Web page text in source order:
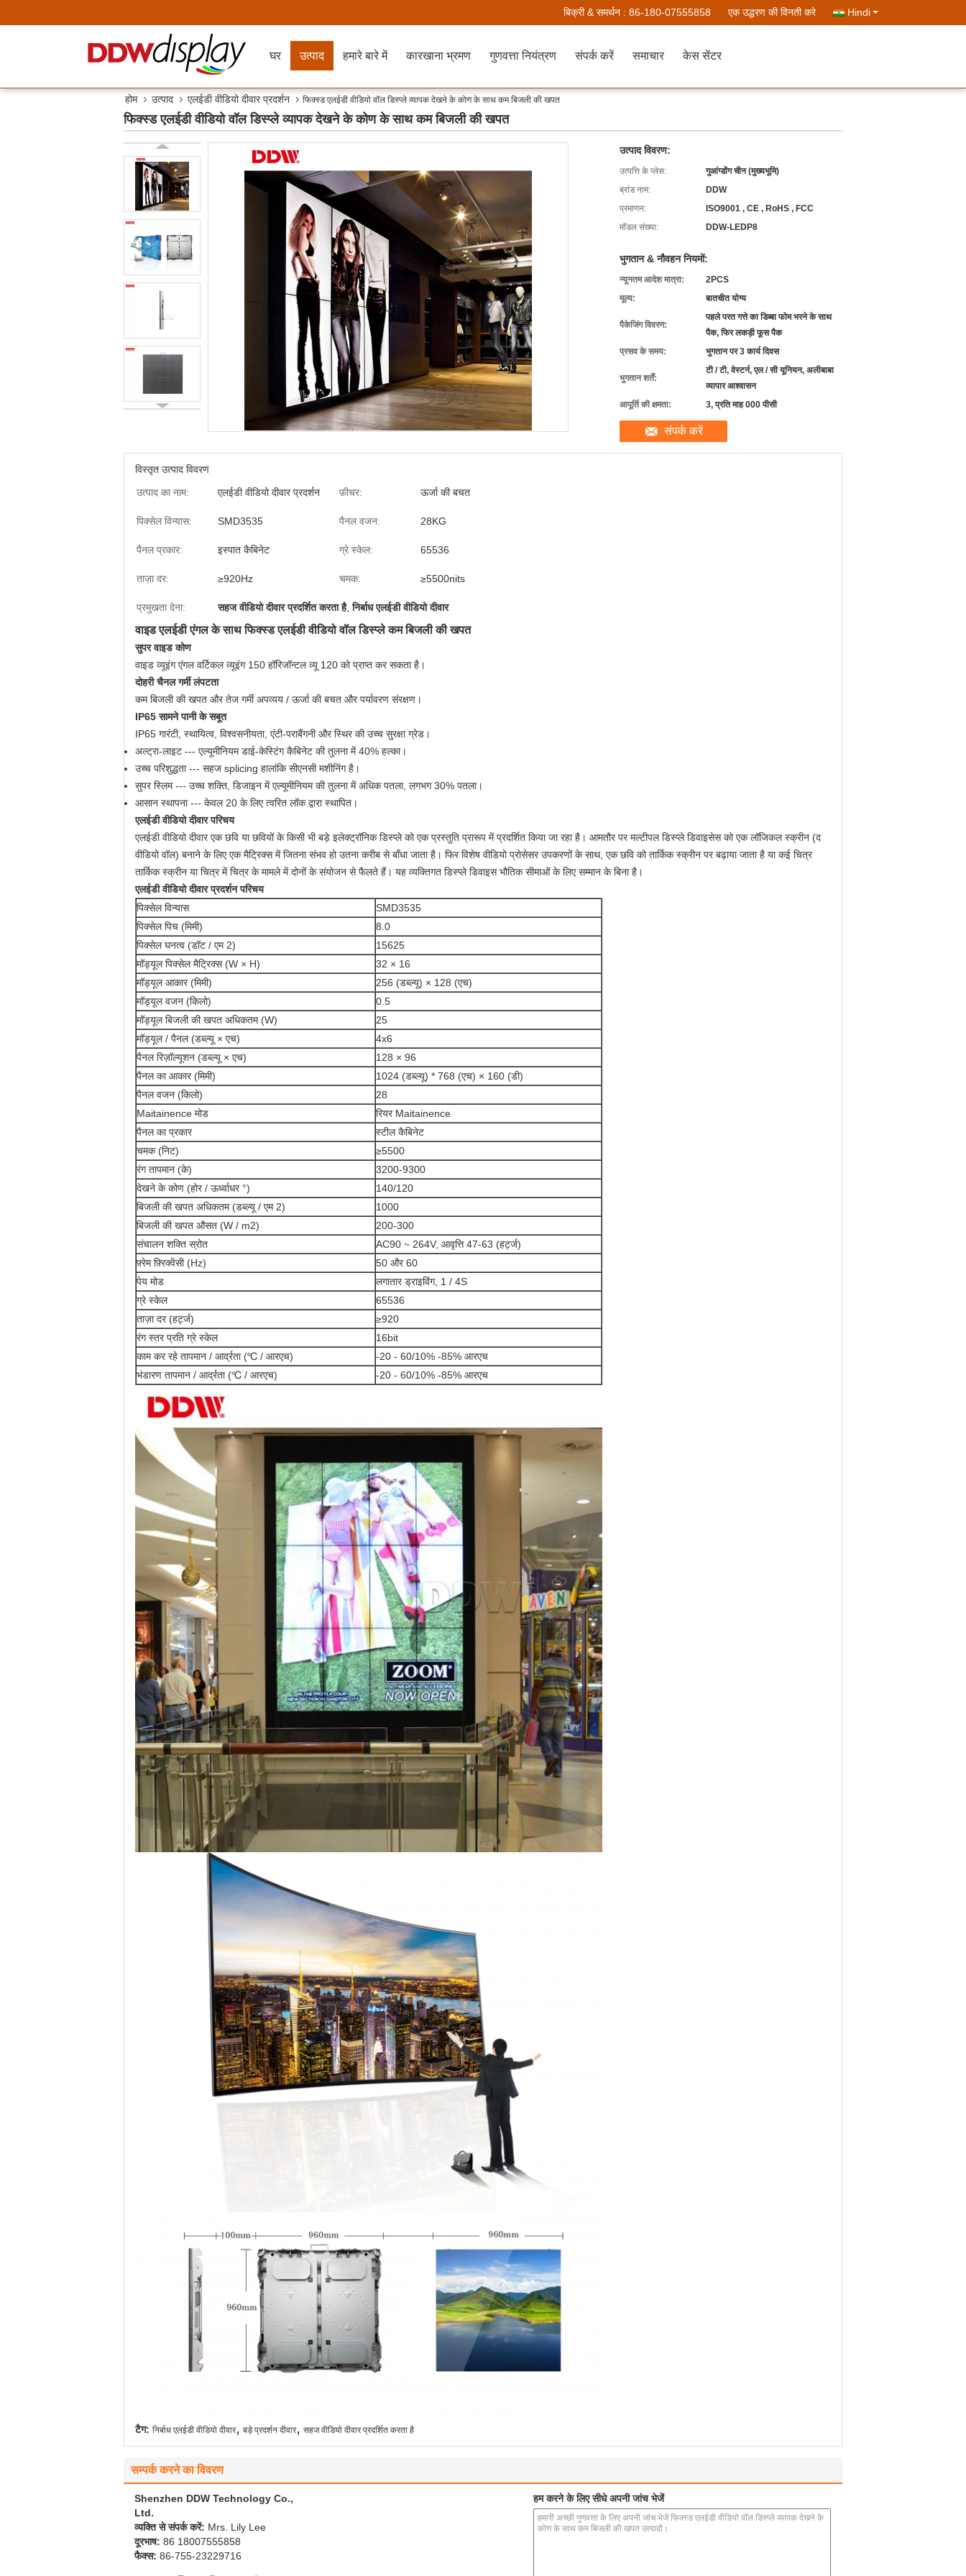
बिक्री & समर्थन : 86-180-07555858 एक उद्धरण की विनती करे Hindi
घर उत्पाद हमारे बारे में कारखाना भ्रमण गुणवत्ता नियंत्रण संपर्क करें समाचार केस सेंटर
होम उत्पाद एलईडी वीडियो दीवार प्रदर्शन फिक्स्ड एलईडी वीडियो वॉल डिस्प्ले व्यापक देखने के कोण के साथ कम बिजली की खपत
फिक्स्ड एलईडी वीडियो वॉल डिस्प्ले व्यापक देखने के कोण के साथ कम बिजली की खपत
उत्पाद विवरण:
उत्पत्ति के प्लेस:
गुआंग्डोंग चीन (मुख्यभूमि)
ब्रांड नाम:
DDW
प्रमाणन:
ISO9001 , CE , RoHS , FCC
मॉडल संख्या:
DDW-LEDP8
भुगतान & नौवहन नियमों:
न्यूनतम आदेश मात्रा:
2PCS
मूल्य:
बातचीत योग्य
पैकेजिंग विवरण:
पहले परत गत्ते का डिब्बा फोम भरने के साथ
पैक, फिर लकड़ी फूस पैक
प्रसव के समय:
भुगतान पर 3 कार्य दिवस
भुगतान शर्तें:
टी / टी, वेस्टर्न, एल / सी यूनियन, अलीबाबा
व्यापार आश्वासन
आपूर्ति की क्षमता:
3, प्रति माह 000 पीसी
संपर्क करें
विस्तृत उत्पाद विवरण
उत्पाद का नाम:
एलईडी वीडियो दीवार प्रदर्शन फ़ीचर: ऊर्जा की बचत
पिक्सेल विन्यास: SMD3535 पैनल वजन: 28KG
पैनल प्रकार: इस्पात कैबिनेट ग्रे स्केल: 65536
ताज़ा दर: ≥920Hz चमक: ≥5500nits
प्रमुखता देना: सहज वीडियो दीवार प्रदर्शित करता है,निर्बाध एलईडी वीडियो दीवार
वाइड एलईडी एंगल के साथ फिक्स्ड एलईडी वीडियो वॉल डिस्प्ले कम बिजली की खपत
सुपर वाइड कोण
वाइड व्यूइंग एंगल वर्टिकल व्यूइंग 150 हॉरिजॉन्टल व्यू 120 को प्राप्त कर सकता है।
दोहरी चैनल गर्मी लंपटता
कम बिजली की खपत और तेज गर्मी अपव्यय / ऊर्जा की बचत और पर्यावरण संरक्षण।
IP65 सामने पानी के सबूत
IP65 गारंटी, स्थायित्व, विश्वसनीयता, एंटी-पराबैंगनी और स्थिर की उच्च सुरक्षा ग्रेड।
अल्ट्रा-लाइट --- एल्यूमीनियम डाई-केस्टिंग कैबिनेट की तुलना में 40% हल्का।
उच्च परिशुद्धता --- सहज splicing हालांकि सीएनसी मशीनिंग है।
सुपर स्लिम --- उच्च शक्ति, डिजाइन में एल्यूमीनियम की तुलना में अधिक पतला, लगभग 30% पतला।
आसान स्थापना --- केवल 20 के लिए त्वरित लॉक द्वारा स्थापित।
एलईडी वीडियो दीवार परिचय
एलईडी वीडियो दीवार एक छवि या छवियों के किसी भी बड़े इलेक्ट्रॉनिक डिस्प्ले को एक प्रस्तुति प्रारूप में प्रदर्शित किया जा रहा है। आमतौर पर मल्टीपल डिस्प्ले डिवाइसेस को एक लॉजिकल स्क्रीन (द
वीडियो वॉल) बनाने के लिए एक मैट्रिक्स में जितना संभव हो उतना करीब से बाँधा जाता है। फिर विशेष वीडियो प्रोसेसर उपकरणों के साथ, एक छवि को तार्किक स्क्रीन पर बढ़ाया जाता है या कई चित्र
तार्किक स्क्रीन या चित्र में चित्र के मामले में दोनों के संयोजन से फैलते हैं। यह व्यक्तिगत डिस्प्ले डिवाइस भौतिक सीमाओं के लिए सम्मान के बिना है।
एलईडी वीडियो दीवार प्रदर्शन परिचय
पिक्सेल विन्यास
SMD3535
पिक्सेल पिच (मिमी)
8.0
पिक्सेल घनत्व (डॉट / एम 2)
15625
मॉड्यूल पिक्सेल मैट्रिक्स (W × H)
32 × 16
मॉड्यूल आकार (मिमी)
256 (डब्ल्यू) × 128 (एच)
मॉड्यूल वजन (किलो)
0.5
मॉड्यूल बिजली की खपत अधिकतम (W)
25
मॉड्यूल / पैनल (डब्ल्यू × एच)
4x6
पैनल रिज़ॉल्यूशन (डब्ल्यू × एच)
128 × 96
पैनल का आकार (मिमी)
1024 (डब्ल्यू) * 768 (एच) × 160 (डी)
पैनल वजन (किलो)
28
Maitainence मोड
रियर Maitainence
पैनल का प्रकार
स्टील कैबिनेट
चमक (निट)
≥5500
रंग तापमान (के)
3200-9300
देखने के कोण (होर / ऊर्ध्वाधर °)
140/120
बिजली की खपत अधिकतम (डब्ल्यू / एम 2)
1000
बिजली की खपत औसत (W / m2)
200-300
संचालन शक्ति स्रोत
AC90 ~ 264V, आवृत्ति 47-63 (हर्ट्ज)
फ़्रेम फ़्रिक्वेंसी (Hz)
50 और 60
पेय मोड
लगातार ड्राइविंग, 1 / 4S
ग्रे स्केल
65536
ताज़ा दर (हर्ट्ज)
≥920
रंग स्तर प्रति ग्रे स्केल
16bit
काम कर रहे तापमान / आर्द्रता (℃ / आरएच)
-20 - 60/10% -85% आरएच
भंडारण तापमान / आर्द्रता (℃ / आरएच)
-20 - 60/10% -85% आरएच
टैग: निर्बाध एलईडी वीडियो दीवार, बड़े प्रदर्शन दीवार, सहज वीडियो दीवार प्रदर्शित करता है
सम्पर्क करने का विवरण
Shenzhen DDW Technology Co.,
Ltd.
व्यक्ति से संपर्क करें: Mrs. Lily Lee
दूरभाष: 86 18007555858
फैक्स: 86-755-23229716
हम करने के लिए सीधे अपनी जांच भेजें